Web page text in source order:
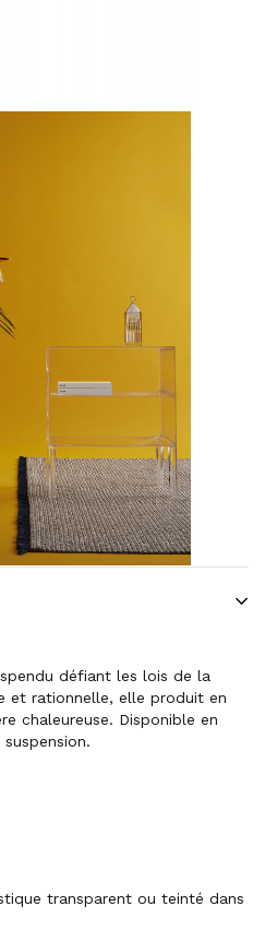
défiant les lois de la
et rationnelle, elle produit en
chaleureuse. Disponible en
transparent ou teinté dans